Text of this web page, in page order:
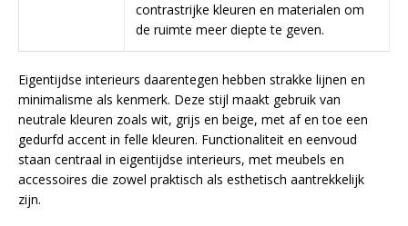
contrastrijke kleuren en materialen om
de ruimte meer diepte te geven.
Eigentijdse interieurs daarentegen hebben strakke lijnen en
minimalisme als kenmerk. Deze stijl maakt gebruik van
neutrale kleuren zoals wit, grijs en beige, met af en toe een
gedurfd accent in felle kleuren. Functionaliteit en eenvoud
staan centraal in eigentijdse interieurs, met meubels en
accessoires die zowel praktisch als esthetisch aantrekkelijk
zijn.